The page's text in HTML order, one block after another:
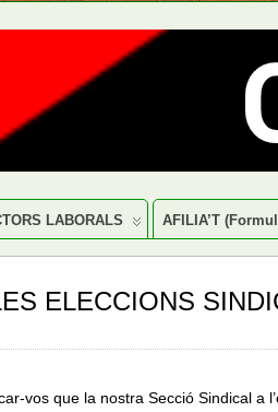
LABORALS AFILIA’T
ELECCIONS
vos que la nostra Secció Sindical a